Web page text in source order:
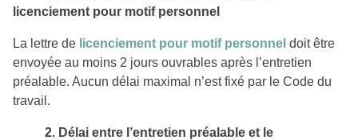
licenciement pour motif personnel
La lettre de licenciement pour motif personnel doit être
envoyée au moins 2 jours ouvrables après l’entretien
préalable. Aucun délai maximal n’est fixé par le Code du
travail.
2. Délai entre l’entretien préalable et le